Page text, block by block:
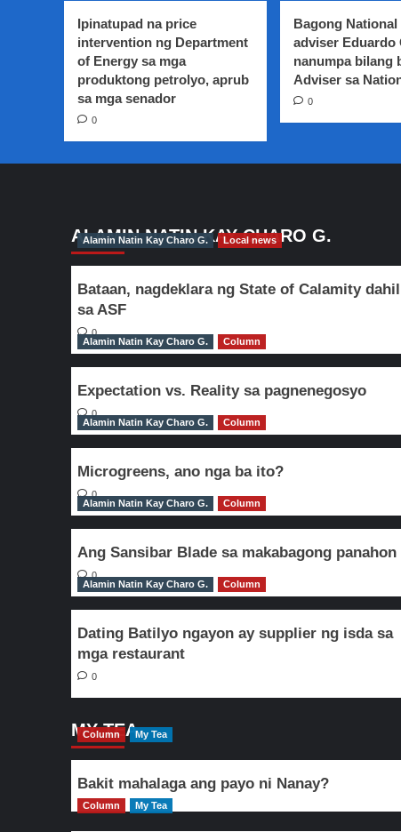
ibinasura
ang
apela
ni
Patricia
Deportation
Ipinatupad na price
intervention ng Department
of Energy sa mga
produktong petrolyo, aprub
sa mga senador
0
Bagong
adviser Eduardo
nanumpa bilang
Adviser sa
0
ALAMIN NATIN KAY CHARO G.
Alamin Natin Kay Charo G. Local news
Bataan, nagdeklara ng State of Calamity dahil
sa ASF
0
Alamin Natin Kay Charo G.
Column
Expectation vs. Reality sa pagnenegosyo
0
Alamin Natin Kay Charo G.
Column
Microgreens, ano nga ba ito?
0
Alamin Natin Kay Charo G.
Column
Ang Sansibar Blade sa makabagong panahon
0
Alamin Natin Kay Charo G.
Column
Dating Batilyo ngayon ay supplier ng isda sa
mga restaurant
0
MY TEA
Column My Tea
Bakit mahalaga ang payo ni Nanay?
Column My Tea